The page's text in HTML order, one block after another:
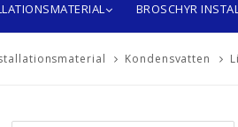
BROSCHYR
Kondensvatten